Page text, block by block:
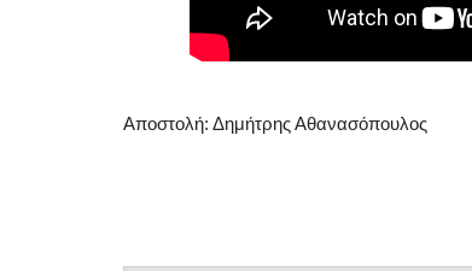
Aποστολή: Δημήτρης Αθανασόπουλος